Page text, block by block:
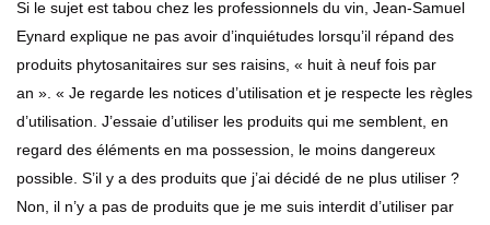
Si le sujet est tabou chez les professionnels du vin, Jean-Samuel
Eynard explique ne pas avoir d’inquiétudes lorsqu’il répand des
produits phytosanitaires sur ses raisins, « huit à neuf fois par
an ». « Je regarde les notices d’utilisation et je respecte les règles
d’utilisation. J’essaie d’utiliser les produits qui me semblent, en
regard des éléments en ma possession, le moins dangereux
possible. S’il y a des produits que j’ai décidé de ne plus utiliser ?
Non, il n’y a pas de produits que je me suis interdit d’utiliser par